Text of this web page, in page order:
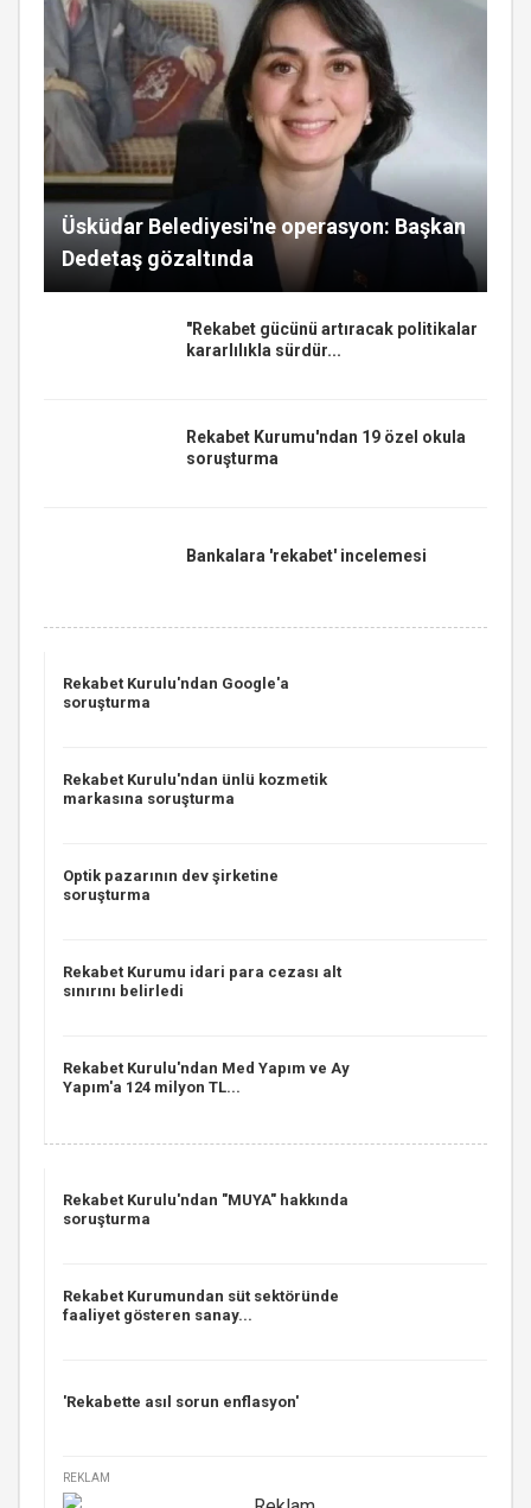
Üsküdar Belediyesi'ne operasyon: Başkan
Dedetaş gözaltında
"Rekabet gücünü artıracak politikalar
kararlılıkla sürdür...
Rekabet Kurumu'ndan 19 özel okula
soruşturma
Bankalara 'rekabet' incelemesi
Rekabet Kurulu'ndan Google'a
soruşturma
Rekabet Kurulu'ndan ünlü kozmetik
markasına soruşturma
Optik pazarının dev şirketine
soruşturma
Rekabet Kurumu idari para cezası alt
sınırını belirledi
Rekabet Kurulu'ndan Med Yapım ve Ay
Yapım'a 124 milyon TL...
Rekabet Kurulu'ndan "MUYA" hakkında
soruşturma
Rekabet Kurumundan süt sektöründe
faaliyet gösteren sanay...
'Rekabette asıl sorun enflasyon'
REKLAM